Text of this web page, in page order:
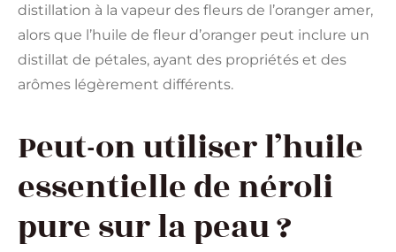
distillation à la vapeur des fleurs de l’oranger amer,
alors que l’huile de fleur d’oranger peut inclure un
distillat de pétales, ayant des propriétés et des
arômes légèrement différents.
Peut-on utiliser l’huile
essentielle de néroli
pure sur la peau ?